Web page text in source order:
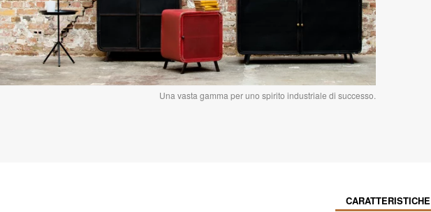
Una vasta gamma per uno spirito industriale di successo.
CARATTERISTICHE